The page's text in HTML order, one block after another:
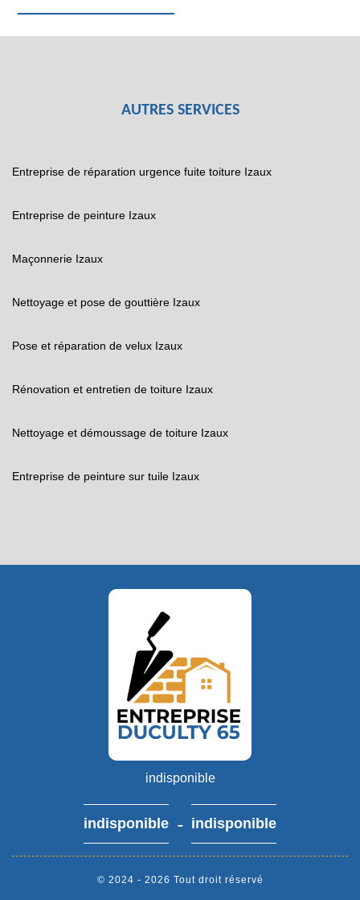
AUTRES SERVICES
Entreprise de réparation urgence fuite toiture Izaux
Entreprise de peinture Izaux
Maçonnerie Izaux
Nettoyage et pose de gouttière Izaux
Pose et réparation de velux Izaux
Rénovation et entretien de toiture Izaux
Nettoyage et démoussage de toiture Izaux
Entreprise de peinture sur tuile Izaux
indisponible
indisponible - indisponible
© 2024 - 2026 Tout droit réservé